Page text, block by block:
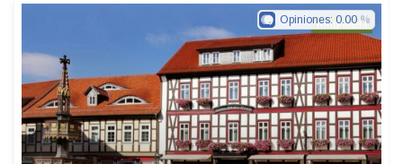
Ringhotels
Opiniones: 0.00